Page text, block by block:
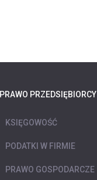
PRAWO PRZEDSIĘBIORCY
KSIĘGOWOŚĆ
PODATKI W FIRMIE
PRAWO GOSPODARCZE